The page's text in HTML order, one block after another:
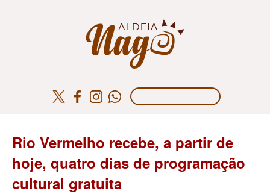
Rio Vermelho recebe, a partir de
hoje, quatro dias de programação
cultural gratuita